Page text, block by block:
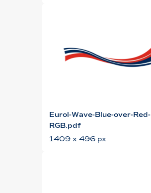
Eurol-Wave-Blue-over-Red-
RGB.pdf
1409 x 496 px